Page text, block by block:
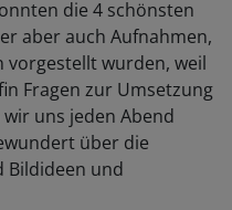
die 4 schönsten
aber auch Aufnahmen,
vorgestellt wurden, weil
Fragen zur Umsetzung
uns jeden Abend
über die
Bildideen und